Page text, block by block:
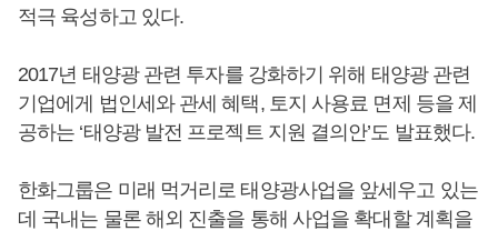
적극 육성하고 있다.
2017년 태양광 관련 투자를 강화하기 위해 태양광 관련
기업에게 법인세와 관세 혜택, 토지 사용료 면제 등을 제
공하는 ‘태양광 발전 프로젝트 지원 결의안’도 발표했다.
한화그룹은 미래 먹거리로 태양광사업을 앞세우고 있는
데 국내는 물론 해외 진출을 통해 사업을 확대할 계획을